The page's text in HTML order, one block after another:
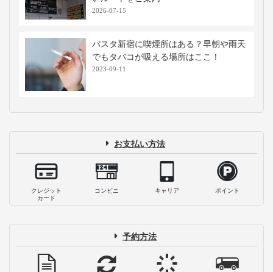
2026-07-15
バスタ新宿に喫煙所はある？早朝や雨天
でもタバコが吸える場所はここ！
2023-09-11
お支払い方法
クレジット
カード
コンビニ キャリア ポイント
予約方法